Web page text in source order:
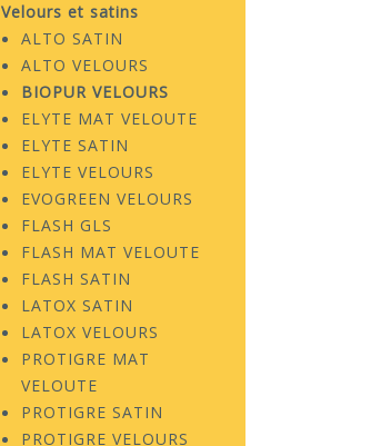
Velours et satins
ALTO SATIN
ALTO VELOURS
BIOPUR VELOURS
ELYTE MAT VELOUTE
ELYTE SATIN
ELYTE VELOURS
EVOGREEN VELOURS
FLASH GLS
FLASH MAT VELOUTE
FLASH SATIN
LATOX SATIN
LATOX VELOURS
PROTIGRE MAT
VELOUTE
PROTIGRE SATIN
PROTIGRE VELOURS